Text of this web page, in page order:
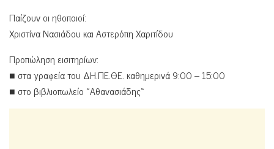
Παίζουν οι ηθοποιοί:
Χριστίνα Νασιάδου και Αστερόπη Χαριτίδου
Προπώληση εισιτηρίων:
■ στα γραφεία του ΔΗ.ΠΕ.ΘΕ. καθημερινά 9:00 – 15:00
■ στο βιβλιοπωλείο «Αθανασιάδης»